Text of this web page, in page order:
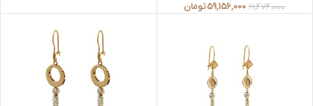
61,474,000
59,156,000تومان